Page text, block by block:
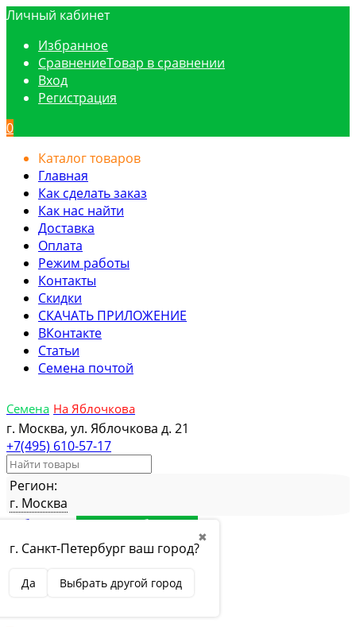
Личный кабинет
Избранное
СравнениеТовар в сравнении
Вход
Регистрация
0
Каталог товаров
Главная
Как сделать заказ
Как нас найти
Доставка
Оплата
Режим работы
Контакты
Скидки
СКАЧАТЬ ПРИЛОЖЕНИЕ
ВКонтакте
Статьи
Семена почтой
Семена На Яблочкова
г. Москва, ул. Яблочкова д. 21
+7(495) 610-57-17
Регион:
г. Москва
✖
г. Санкт-Петербург ваш город?
Да Выбрать другой город
Избранное Товар в избранном
СравнениеТовар в сравнении
Вход
Вход